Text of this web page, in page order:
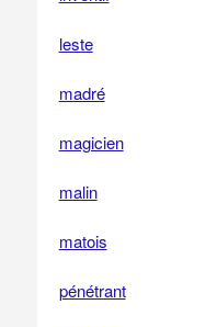
leste
madré
magicien
malin
matois
pénétrant